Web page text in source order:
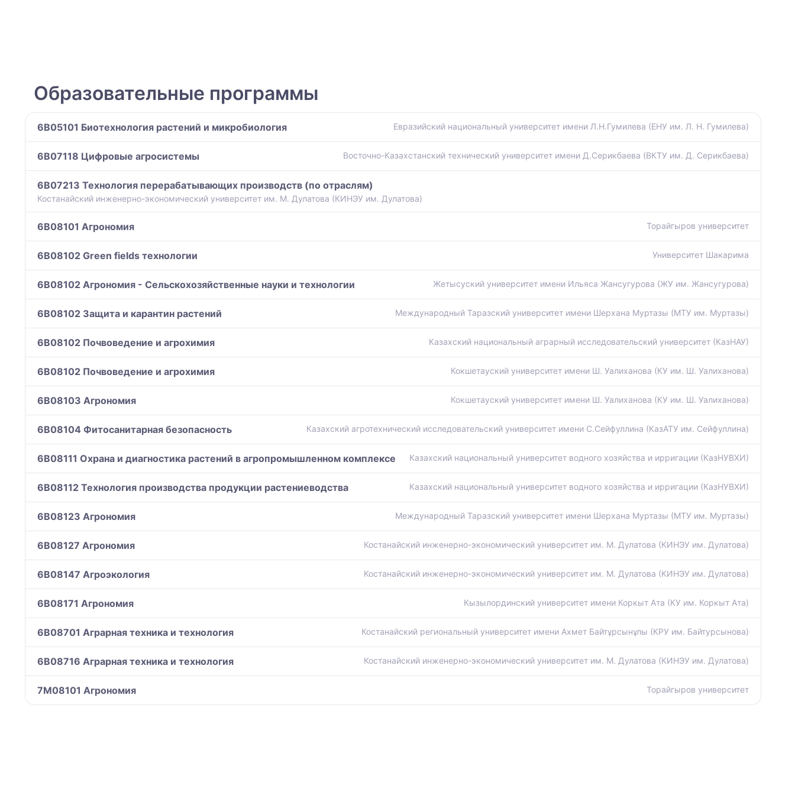
Образовательные программы
6B05101 Биотехнология растений и микробиология Евразийский национальный университет имени Л.Н.Гумилева (ЕНУ им. Л. Н. Гумилева)
6B07118 Цифровые агросистемы Восточно-Казахстанский технический университет имени Д.Серикбаева (ВКТУ им. Д. Серикбаева)
6B07213 Технология перерабатывающих производств (по отраслям)
Костанайский инженерно-экономический университет им. М. Дулатова (КИНЭУ им. Дулатова)
6B08101 Агрономия Торайгыров университет
6B08102 Green fields технологии Университет Шакарима
6B08102 Агрономия - Сельскохозяйственные науки и технологии Жетысуский университет имени Ильяса Жансугурова (ЖУ им. Жансугурова)
6B08102 Защита и карантин растений Международный Таразский университет имени Шерхана Муртазы (МТУ им. Муртазы)
6B08102 Почвоведение и агрохимия Казахский национальный аграрный исследовательский университет (КазНАУ)
6B08102 Почвоведение и агрохимия Кокшетауский университет имени Ш. Уалиханова (КУ им. Ш. Уалиханова)
6B08103 Агрономия Кокшетауский университет имени Ш. Уалиханова (КУ им. Ш. Уалиханова)
6B08104 Фитосанитарная безопасность Казахский агротехнический исследовательский университет имени С.Сейфуллина (КазАТУ им. Сейфуллина)
6B08111 Охрана и диагностика растений в агропромышленном комплексе Казахский национальный университет водного хозяйства и ирригации (КазНУВХИ)
6B08112 Технология производства продукции растениеводства Казахский национальный университет водного хозяйства и ирригации (КазНУВХИ)
6B08123 Агрономия Международный Таразский университет имени Шерхана Муртазы (МТУ им. Муртазы)
6B08127 Агрономия Костанайский инженерно-экономический университет им. М. Дулатова (КИНЭУ им. Дулатова)
6B08147 Агроэкология Костанайский инженерно-экономический университет им. М. Дулатова (КИНЭУ им. Дулатова)
6B08171 Агрономия Кызылординский университет имени Коркыт Ата (КУ им. Коркыт Ата)
6B08701 Аграрная техника и технология Костанайский региональный университет имени Ахмет Байтұрсынұлы (КРУ им. Байтурсынова)
6B08716 Аграрная техника и технология Костанайский инженерно-экономический университет им. М. Дулатова (КИНЭУ им. Дулатова)
7M08101 Агрономия Торайгыров университет